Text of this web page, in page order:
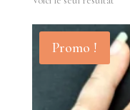
Promo !